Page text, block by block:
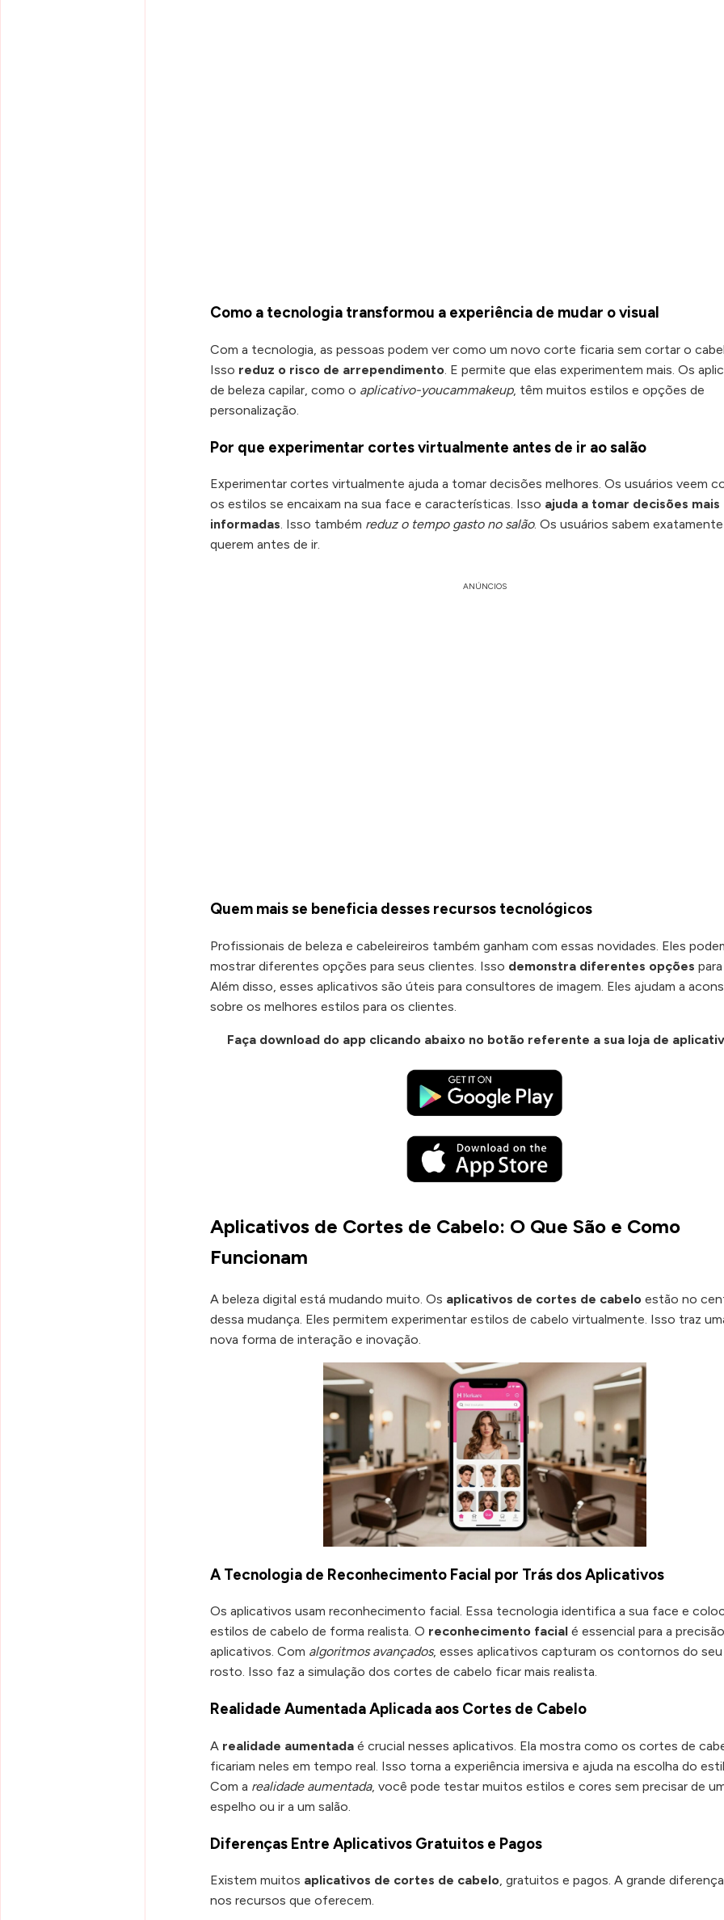
Como a tecnologia transformou a experiência de mudar o visual
Com a tecnologia, as pessoas podem ver como um novo corte ficaria sem cortar o
Isso reduz o risco de arrependimento. E permite que elas experimentem mais. Os
de beleza capilar, como o aplicativo-youcammakeup, têm muitos estilos e opções de
personalização.
Por que experimentar cortes virtualmente antes de ir ao salão
Experimentar cortes virtualmente ajuda a tomar decisões melhores. Os usuários veem
os estilos se encaixam na sua face e características. Isso ajuda a tomar decisões mais
informadas. Isso também reduz o tempo gasto no salão. Os usuários sabem
querem antes de ir.
ANÚNCIOS
Quem mais se beneficia desses recursos tecnológicos
Profissionais de beleza e cabeleireiros também ganham com essas novidades. Eles
mostrar diferentes opções para seus clientes. Isso demonstra diferentes opções
Além disso, esses aplicativos são úteis para consultores de imagem. Eles ajudam a
sobre os melhores estilos para os clientes.
Faça download do app clicando abaixo no botão referente a sua loja de
Aplicativos de Cortes de Cabelo: O Que São e Como
Funcionam
A beleza digital está mudando muito. Os aplicativos de cortes de cabelo estão no
dessa mudança. Eles permitem experimentar estilos de cabelo virtualmente. Isso traz
nova forma de interação e inovação.
A Tecnologia de Reconhecimento Facial por Trás dos Aplicativos
Os aplicativos usam reconhecimento facial. Essa tecnologia identifica a sua face e
estilos de cabelo de forma realista. O reconhecimento facial é essencial para a
aplicativos. Com algoritmos avançados, esses aplicativos capturam os contornos do seu
rosto. Isso faz a simulação dos cortes de cabelo ficar mais realista.
Realidade Aumentada Aplicada aos Cortes de Cabelo
A realidade aumentada é crucial nesses aplicativos. Ela mostra como os cortes de
ficariam neles em tempo real. Isso torna a experiência imersiva e ajuda na escolha do
Com a realidade aumentada, você pode testar muitos estilos e cores sem precisar de
espelho ou ir a um salão.
Diferenças Entre Aplicativos Gratuitos e Pagos
Existem muitos aplicativos de cortes de cabelo, gratuitos e pagos. A grande
nos recursos que oferecem.